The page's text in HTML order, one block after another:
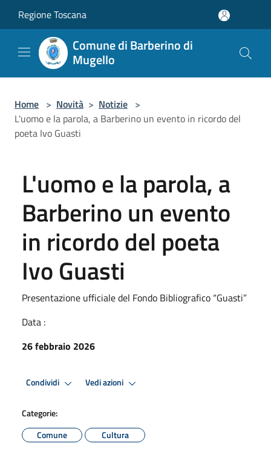
Regione Toscana
Comune di Barberino di
Mugello
Home > Novità > Notizie >
L'uomo e la parola, a Barberino un evento in ricordo del
poeta Ivo Guasti
L'uomo e la parola, a
Barberino un evento
in ricordo del poeta
Ivo Guasti
Presentazione ufficiale del Fondo Bibliografico “Guasti”
Data :
26 febbraio 2026
Condividi Vedi azioni
Categorie:
Comune
Cultura